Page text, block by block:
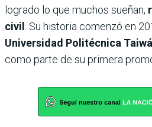
logrado lo que muchos sueñan,
civil
. Su historia comenzó en
Universidad Politécnica
como parte de su primera